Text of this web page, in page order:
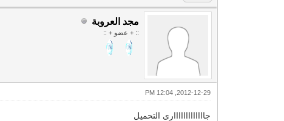
مجد العروبة
:: + عضو + ::
2012-12-29, 12:04 PM
جااااااااااااارى التحميل